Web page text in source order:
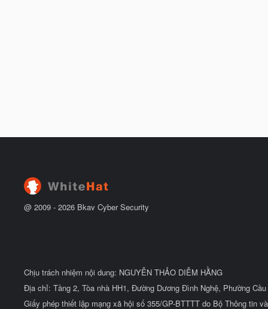
@ 2009 - 2026 Bkav Cyber Security
Chịu trách nhiệm nội dung: NGUYỄN THẢO DIỄM HẰNG
Địa chỉ: Tầng 2, Tòa nhà HH1, Đường Dương Đình Nghệ, Phường
Giấy phép thiết lập mạng xã hội số 355/GP-BTTTT do Bộ Thông tin